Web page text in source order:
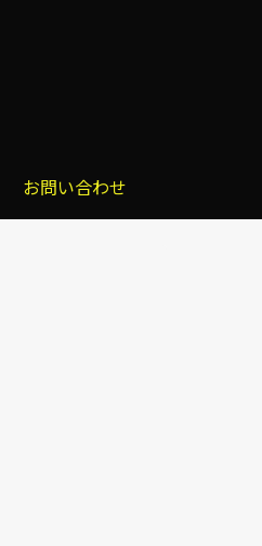
お問い合わせ